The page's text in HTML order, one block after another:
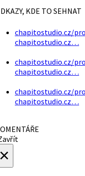
KDE TO SEHNAT
chapitostudio.cz/
chapitostudio.cz…
chapitostudio.cz/
chapitostudio.cz…
chapitostudio.cz/
chapitostudio.cz…